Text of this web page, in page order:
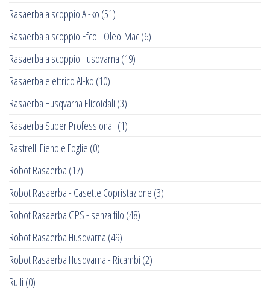
Rasaerba a scoppio Al-ko (51)
Rasaerba a scoppio Efco - Oleo-Mac(6)
Rasaerba a scoppio Husqvarna (19)
Rasaerba elettrico Al-ko (10)
Rasaerba Husqvarna Elicoidali (3)
Rasaerba Super Professionali (1)
Rastrelli Fieno e Foglie (0)
Robot Rasaerba (17)
Robot Rasaerba - Casette Copristazione (3)
Robot Rasaerba GPS - senza filo (48)
Robot Rasaerba Husqvarna (49)
Robot Rasaerba Husqvarna - Ricambi (2)
Rulli (0)